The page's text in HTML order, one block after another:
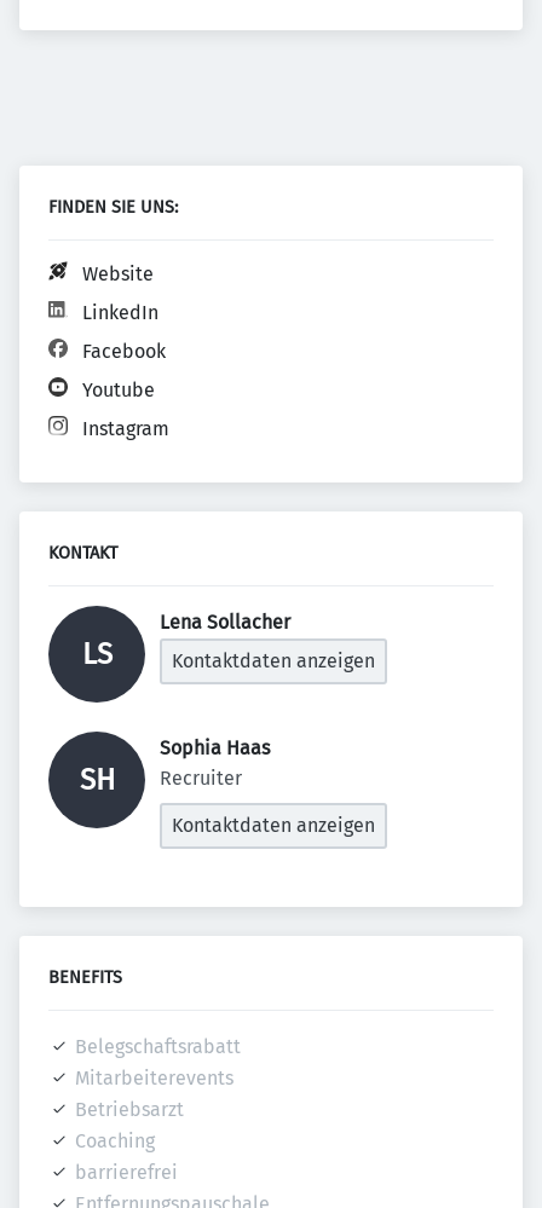
FINDEN SIE UNS:
Website
LinkedIn
Facebook
Youtube
Instagram
KONTAKT
LS
Lena Sollacher
Kontaktdaten anzeigen
SH
Sophia Haas
Recruiter
Kontaktdaten anzeigen
BENEFITS
Belegschaftsrabatt
Mitarbeiterevents
Betriebsarzt
Coaching
barrierefrei